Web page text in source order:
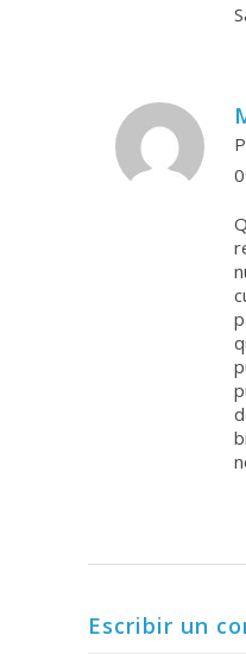
Escribir un